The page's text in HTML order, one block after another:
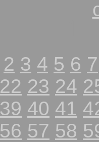
2 3 4 5 6 7
22 23 24
39 40 41
56 57 58